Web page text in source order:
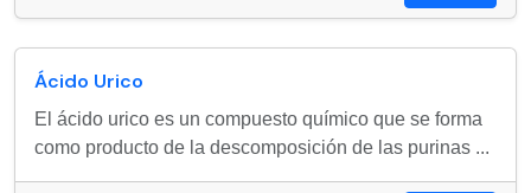
Ácido Urico
El ácido urico es un compuesto químico que se forma
como producto de la descomposición de las purinas ...